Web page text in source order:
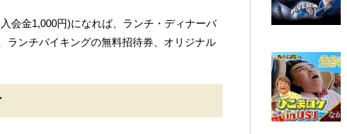
会金1,000円)になれば、ランチ・ディナーバ
ランチバイキングの無料招待券、オリジナル